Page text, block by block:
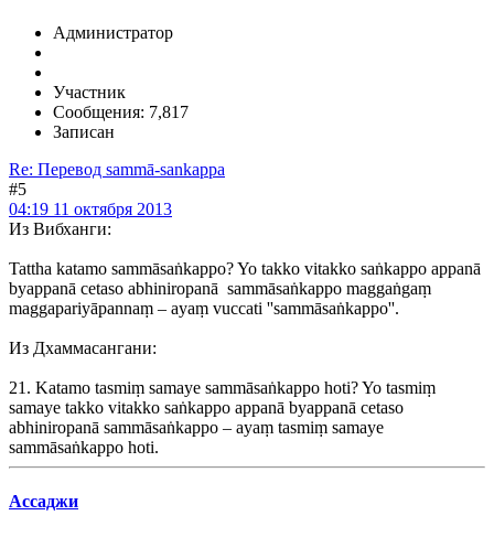
Администратор
Участник
Сообщения: 7,817
Записан
Re: Перевод sammā-sankappa
#5
04:19 11 октября 2013
Из Вибханги:
Tattha katamo sammāsaṅkappo? Yo takko vitakko saṅkappo appanā
byappanā cetaso abhiniropanā sammāsaṅkappo maggaṅgaṃ
maggapariyāpannaṃ – ayaṃ vuccati ''sammāsaṅkappo''.
Из Дхаммасангани:
21. Katamo tasmiṃ samaye sammāsaṅkappo hoti? Yo tasmiṃ
samaye takko vitakko saṅkappo appanā byappanā cetaso
abhiniropanā sammāsaṅkappo – ayaṃ tasmiṃ samaye
sammāsaṅkappo hoti.
Ассаджи